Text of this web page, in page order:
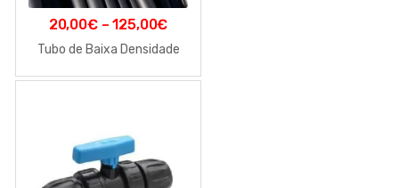
20,00€–125,00€
Tubo de Baixa Densidade